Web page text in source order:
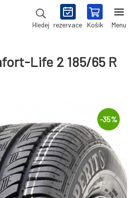
Hledej rezervace Košík Menu
Life 2 185/65 R
-35%